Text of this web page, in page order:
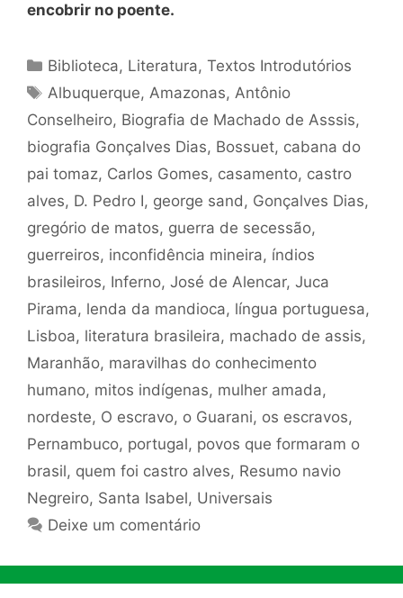
encobrir no poente.
Categorias
Biblioteca, Literatura,Textos Introdutórios
Tags
Albuquerque,Amazonas,Antônio
Conselheiro, Biografia de Machado de Asssis,
biografia Gonçalves Dias, Bossuet, cabana do
pai tomaz, Carlos Gomes, casamento, castro
alves, D. Pedro I, george sand, Gonçalves Dias,
gregório de matos, guerra de secessão,
guerreiros, inconfidência mineira, índios
brasileiros, Inferno, José de Alencar, Juca
Pirama, lenda da mandioca, língua portuguesa,
Lisboa, literatura brasileira, machado de assis,
Maranhão, maravilhas do conhecimento
humano, mitos indígenas, mulher amada,
nordeste, O escravo, o Guarani, os escravos,
Pernambuco, portugal, povos que formaram o
brasil, quem foi castro alves, Resumo navio
Negreiro, Santa Isabel, Universais
Deixe um comentário